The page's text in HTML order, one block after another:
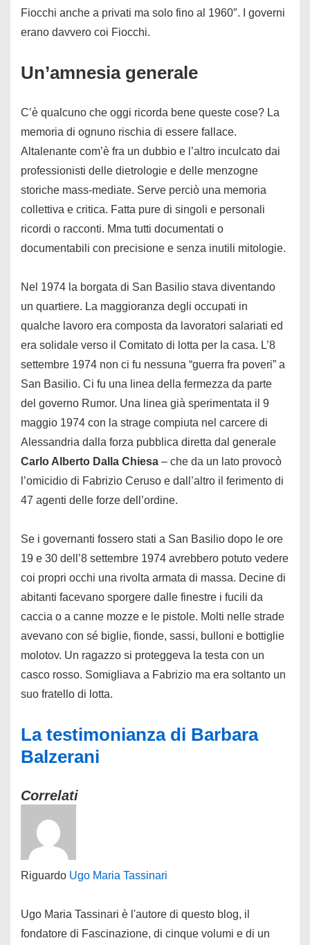
Fiocchi anche a privati ma solo fino al 1960″. I governi
erano davvero coi Fiocchi.
Un’amnesia generale
C’è qualcuno che oggi ricorda bene queste cose? La
memoria di ognuno rischia di essere fallace.
Altalenante com’è fra un dubbio e l’altro inculcato dai
professionisti delle dietrologie e delle menzogne
storiche mass-mediate. Serve perciò una memoria
collettiva e critica. Fatta pure di singoli e personali
ricordi o racconti. Mma tutti documentati o
documentabili con precisione e senza inutili mitologie.
Nel 1974 la borgata di San Basilio stava diventando
un quartiere. La maggioranza degli occupati in
qualche lavoro era composta da lavoratori salariati ed
era solidale verso il Comitato di lotta per la casa. L’8
settembre 1974 non ci fu nessuna “guerra fra poveri” a
San Basilio. Ci fu una linea della fermezza da parte
del governo Rumor. Una linea già sperimentata il 9
maggio 1974 con la strage compiuta nel carcere di
Alessandria dalla forza pubblica diretta dal generale
Carlo Alberto Dalla Chiesa – che da un lato provocò
l’omicidio di Fabrizio Ceruso e dall’altro il ferimento di
47 agenti delle forze dell’ordine.
Se i governanti fossero stati a San Basilio dopo le ore
19 e 30 dell’8 settembre 1974 avrebbero potuto vedere
coi propri occhi una rivolta armata di massa. Decine di
abitanti facevano sporgere dalle finestre i fucili da
caccia o a canne mozze e le pistole. Molti nelle strade
avevano con sé biglie, fionde, sassi, bulloni e bottiglie
molotov. Un ragazzo si proteggeva la testa con un
casco rosso. Somigliava a Fabrizio ma era soltanto un
suo fratello di lotta.
La testimonianza di Barbara
Balzerani
Correlati
Riguardo Ugo Maria Tassinari
Ugo Maria Tassinari è l'autore di questo blog, il
fondatore di Fascinazione, di cinque volumi e di un